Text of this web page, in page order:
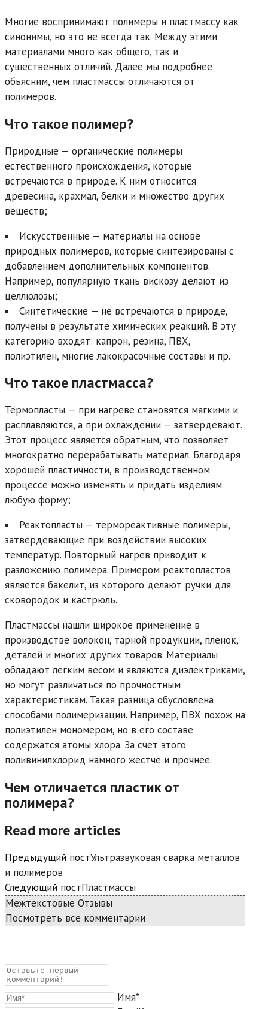
Многие воспринимают полимеры и пластмассу как
синонимы, но это не всегда так. Между этими
материалами много как общего, так и
существенных отличий. Далее мы подробнее
объясним, чем пластмассы отличаются от
полимеров.
Что такое полимер?
Природные — органические полимеры
естественного происхождения, которые
встречаются в природе. К ним относится
древесина, крахмал, белки и множество других
веществ;
Искусственные — материалы на основе
природных полимеров, которые синтезированы с
добавлением дополнительных компонентов.
Например, популярную ткань вискозу делают из
целлюлозы;
Синтетические — не встречаются в природе,
получены в результате химических реакций. В эту
категорию входят: капрон, резина, ПВХ,
полиэтилен, многие лакокрасочные составы и пр.
Что такое пластмасса?
Термопласты — при нагреве становятся мягкими и
расплавляются, а при охлаждении — затвердевают.
Этот процесс является обратным, что позволяет
многократно перерабатывать материал. Благодаря
хорошей пластичности, в производственном
процессе можно изменять и придать изделиям
любую форму;
Реактопласты — термореактивные полимеры,
затвердевающие при воздействии высоких
температур. Повторный нагрев приводит к
разложению полимера. Примером реактопластов
является бакелит, из которого делают ручки для
сковородок и кастрюль.
Пластмассы нашли широкое применение в
производстве волокон, тарной продукции, пленок,
деталей и многих других товаров. Материалы
обладают легким весом и являются диэлектриками,
но могут различаться по прочностным
характеристикам. Такая разница обусловлена
способами полимеризации. Например, ПВХ похож на
полиэтилен мономером, но в его составе
содержатся атомы хлора. За счет этого
поливинилхлорид намного жестче и прочнее.
Чем отличается пластик от
полимера?
Read more articles
Предыдущий постУльтразвуковая сварка металлов
и полимеров
Следующий постПластмассы
Межтекстовые Отзывы
Посмотреть все комментарии
Имя*